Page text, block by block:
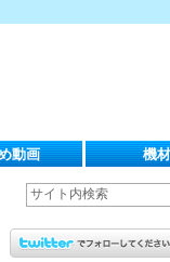
動画 機